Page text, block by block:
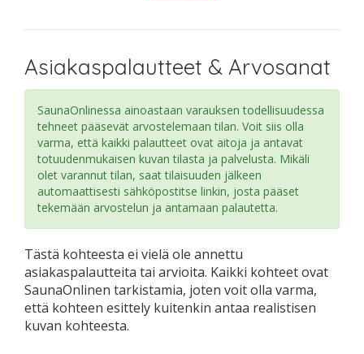
Asiakaspalautteet & Arvosanat
SaunaOnlinessa ainoastaan varauksen todellisuudessa
tehneet pääsevät arvostelemaan tilan. Voit siis olla
varma, että kaikki palautteet ovat aitoja ja antavat
totuudenmukaisen kuvan tilasta ja palvelusta. Mikäli
olet varannut tilan, saat tilaisuuden jälkeen
automaattisesti sähköpostitse linkin, josta pääset
tekemään arvostelun ja antamaan palautetta.
Tästä kohteesta ei vielä ole annettu
asiakaspalautteita tai arvioita. Kaikki kohteet ovat
SaunaOnlinen tarkistamia, joten voit olla varma,
että kohteen esittely kuitenkin antaa realistisen
kuvan kohteesta.